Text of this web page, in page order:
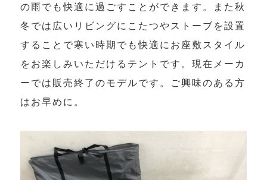
の雨でも快適に過ごすことができます。また秋
冬では広いリビングにこたつやストーブを設置
することで寒い時期でも快適にお座敷スタイル
をお楽しみいただけるテントです。現在メーカ
ーでは販売終了のモデルです。ご興味のある方
はお早めに。